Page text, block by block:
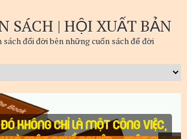
SÁCH | HỘI XUẤT BẢN
đổi đời bên những cuốn sách để đời